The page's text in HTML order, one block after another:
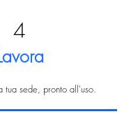
4
tua sede, pronto all'uso.